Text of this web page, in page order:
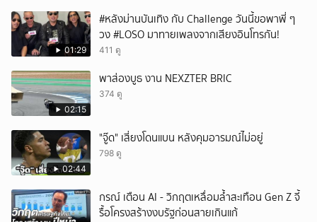
01:29
#หลังม่านบันเทิง กับ Challenge วันนี้ขอพาพี่ ๆ
วง #LOSO มาทายเพลงจากเสียงอินโทรกัน!
411 ดู
02:15
พาส่องบูธ งาน NEXZTER BRIC
374 ดู
02:44
"จู๊ด" เสี่ยงโดนแบน หลังคุมอารมณ์ไม่อยู่
798 ดู
กรณ์ เตือน AI - วิกฤตเหลื่อมล้ำสะเทือน Gen Z จี้
รื้อโครงสร้างงบรัฐก่อนสายเกินแก้